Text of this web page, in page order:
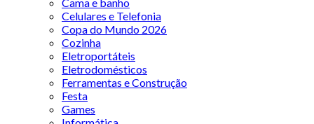
Celulares e Telefonia
Copa do Mundo 2026
Cozinha
Eletroportáteis
Eletrodomésticos
Ferramentas e Construção
Festa
Games